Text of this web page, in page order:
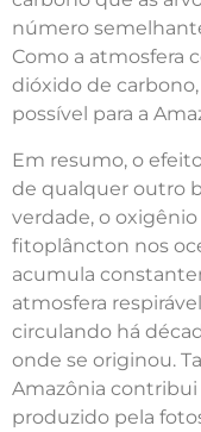
número
Como a atmosfera
dióxido de carbono,
possível para a
Em resumo, o
de qualquer outro
verdade, o
fitoplâncton nos
acumula
atmosfera
circulando há
onde se originou.
Amazônia
produzido pela